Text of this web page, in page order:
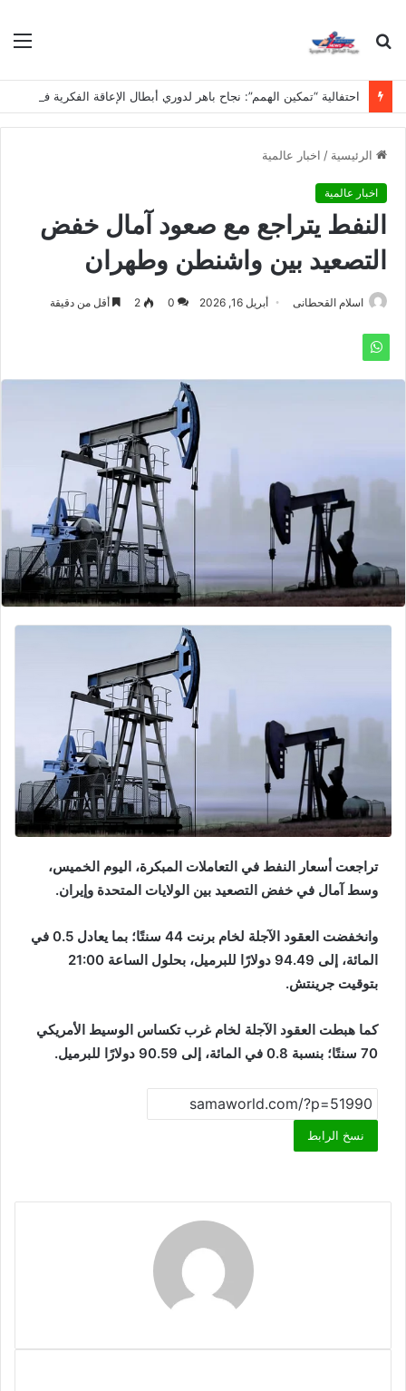
بحث
الرئيسية / اخبار عالمية
اخبار عالمية
النفط يتراجع مع صعود آمال خفض
التصعيد بين واشنطن وطهران
اسلام القحطانى أبريل 16, 2026 0
2 أقل من دقيقة
تراجعت أسعار النفط في التعاملات المبكرة، اليوم الخميس،
وسط آمال في خفض التصعيد بين الولايات المتحدة وإيران.
وانخفضت العقود الآجلة لخام برنت 44 سنتًا؛ بما يعادل 0.5 في
المائة، إلى 94.49 دولارًا للبرميل، بحلول الساعة 21:00
بتوقيت جرينتش.
كما هبطت العقود الآجلة لخام غرب تكساس الوسيط الأمريكي
70 سنتًا؛ بنسبة 0.8 في المائة، إلى 90.59 دولارًا للبرميل.
نسخ الرابط